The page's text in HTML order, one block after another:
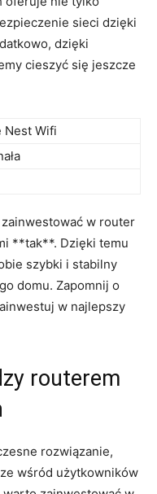
sieci dzięki
dzięki
cieszyć się jeszcze
Nest Wifi
w router
**tak**. Dzięki temu
szybki i stabilny
domu. Zapomnij o
w najlepszy
routerem
rozwiązanie,
wśród użytkowników